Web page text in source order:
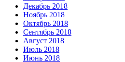
Декабрь 2018
Ноябрь 2018
Октябрь 2018
Сентябрь 2018
Август 2018
Июль 2018
Июнь 2018